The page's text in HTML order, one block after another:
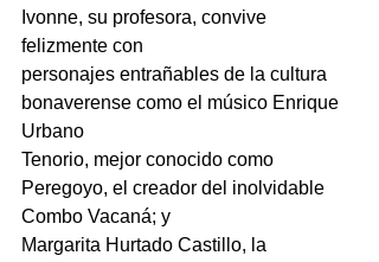
Ivonne, su profesora, convive
felizmente con
personajes entrañables de la cultura
bonaverense como el músico Enrique
Urbano
Tenorio, mejor conocido como
Peregoyo, el creador del inolvidable
Combo Vacaná; y
Margarita Hurtado Castillo, la